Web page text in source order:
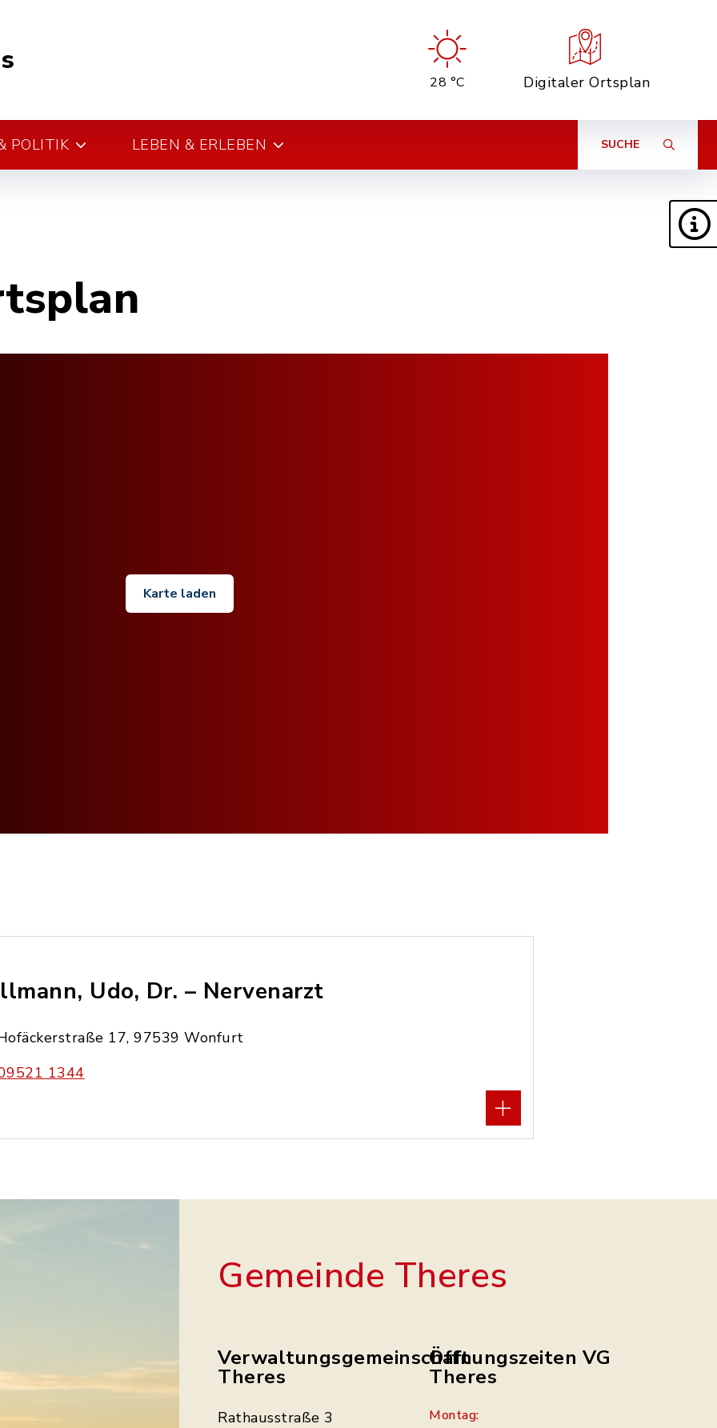
28 °C Digitaler Ortsplan
POLITIK LEBEN & ERLEBEN SUCHE
Karte laden
Udo, Dr. – Nervenarzt
17, 97539 Wonfurt
1344
Gemeinde Theres
Verwaltungsgemeinschaft
Theres
Rathausstraße 3
Öffnungszeiten VG
Theres
Montag: